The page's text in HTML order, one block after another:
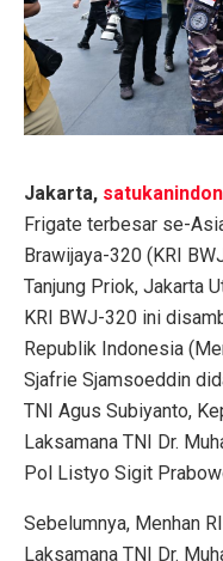
Jakarta,
Frigate terbesar se-
Brawijaya-320 (KRI
Tanjung Priok, Jakarta
KRI BWJ-320 ini
Republik Indonesia
Sjafrie Sjamsoeddin
TNI Agus Subiyanto,
Laksamana TNI Dr.
Pol Listyo Sigit
Sebelumnya, Menhan
Laksamana TNI Dr.